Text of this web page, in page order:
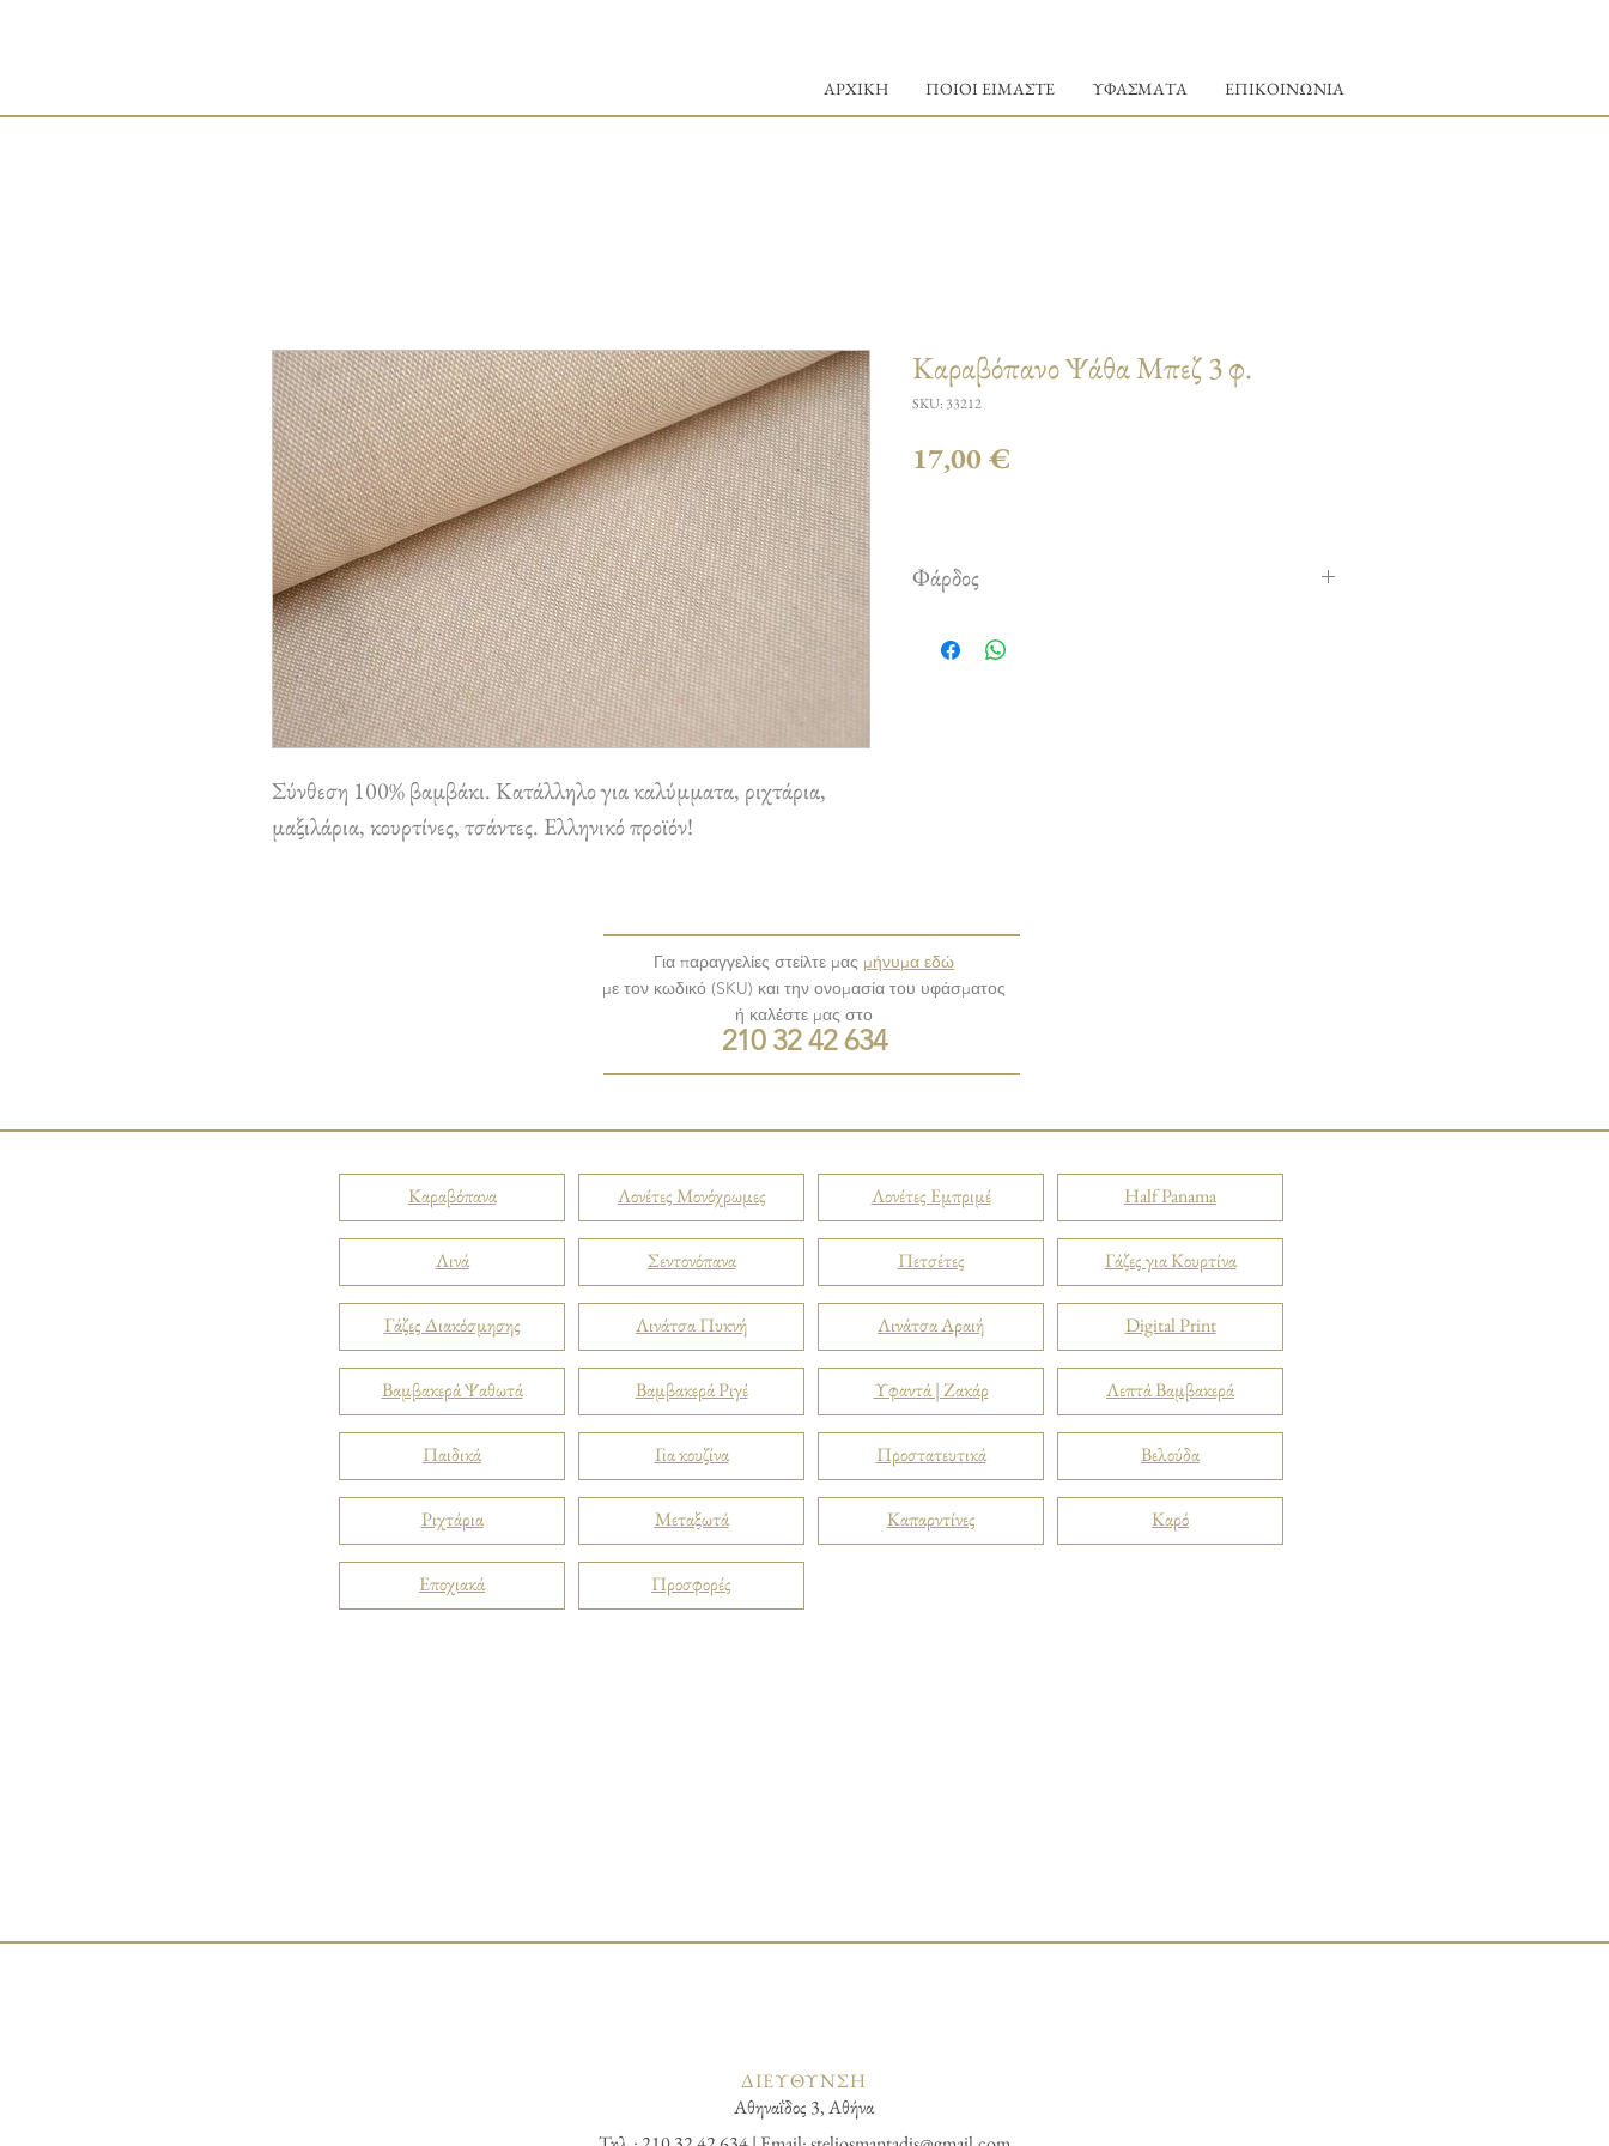
ΑΡΧΙΚΗ ΠΟΙΟΙ ΕΙΜΑΣΤΕ ΥΦΑΣΜΑΤΑ ΕΠΙΚΟΙΝΩΝΙΑ
Σύνθεση 100% βαμβάκι. Κατάλληλο για καλύμματα, ριχτάρια,
μαξιλάρια, κουρτίνες, τσάντες. Ελληνικό προϊόν!
Καραβόπανο Ψάθα Μπεζ 3 φ.
SKU: 33212
17,00 €
Φάρδος
Για παραγγελίες στείλτε μας μήνυμα εδώ
με τον κωδικό (SKU) και την ονομασία του υφάσματος
ή καλέστε μας στο
210 32 42 634
Καραβόπανα
Λινά
Γάζες Διακόσμησης
Βαμβακερά Ψαθωτά
Παιδικά
Ριχτάρια
Εποχιακά
Λονέτες Μονόχρωμες
Σεντονόπανα
Λινάτσα Πυκνή
Βαμβακερά Ριγέ
Για κουζίνα
Μεταξωτά
Προσφορές
Λονέτες Εμπριμέ
Πετσέτες
Λινάτσα Αραιή
Υφαντά | Ζακάρ
Προστατευτικά
Καπαρντίνες
Half Panama
Γάζες για Κουρτίνα
Digital Print
Λεπτά Βαμβακερά
Βελούδα
Καρό
ΔΙΕΥΘΥΝΣΗ
Αθηναΐδος 3, Αθήνα